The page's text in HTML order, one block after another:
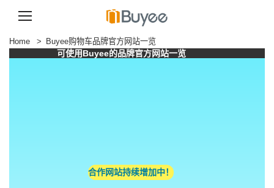
至
Home > Buyee购物车品牌官方网站一览
可使用Buyee的品牌官方网站一览
合作网站持续增加中！